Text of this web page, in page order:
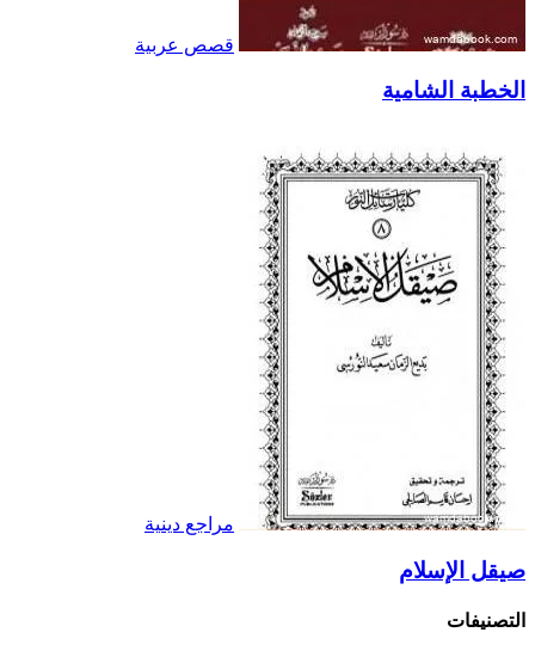
قصص عربية
الخطبة الشامية
مراجع دينية
صيقل الإسلام
التصنيفات